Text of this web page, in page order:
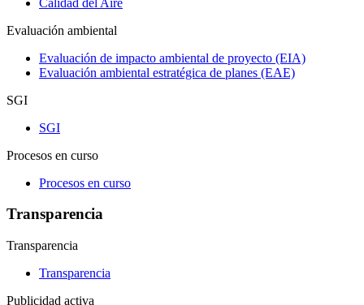
Evaluación ambiental
Evaluación de impacto ambiental de proyecto (EIA)
Evaluación ambiental estratégica de planes (EAE)
SGI
SGI
Procesos en curso
Procesos en curso
Transparencia
Transparencia
Transparencia
Publicidad activa